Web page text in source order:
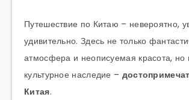
Путешествие по Китаю – невероятно,
удивительно. Здесь не только
атмосфера и неописуемая красота, но
культурное наследие –
Китая.